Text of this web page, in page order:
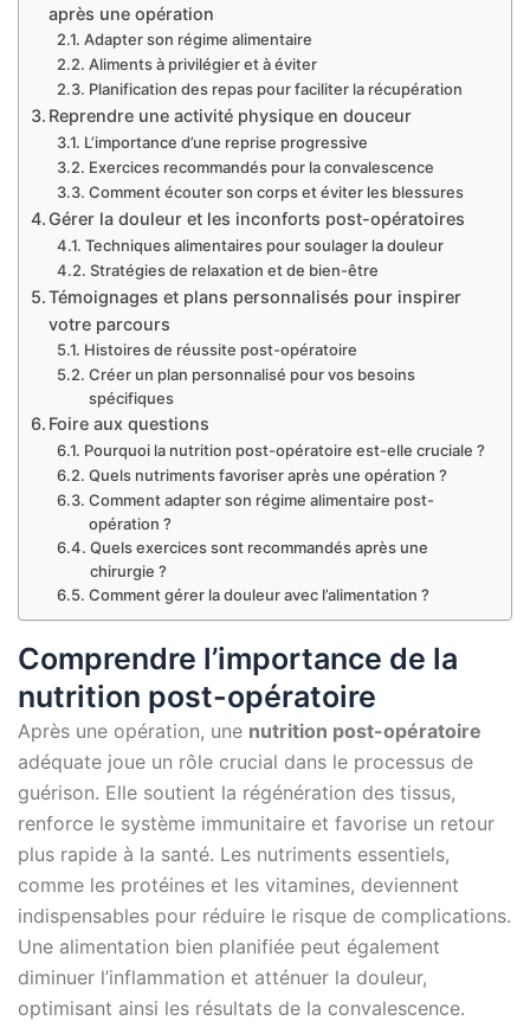
après une opération
Adapter son régime alimentaire
Aliments à privilégier et à éviter
Planification des repas pour faciliter la récupération
Reprendre une activité physique en douceur
L’importance d’une reprise progressive
Exercices recommandés pour la convalescence
Comment écouter son corps et éviter les blessures
Gérer la douleur et les inconforts post-opératoires
Techniques alimentaires pour soulager la douleur
Stratégies de relaxation et de bien-être
Témoignages et plans personnalisés pour inspirer
votre parcours
Histoires de réussite post-opératoire
Créer un plan personnalisé pour vos besoins
spécifiques
Foire aux questions
Pourquoi la nutrition post-opératoire est-elle cruciale ?
Quels nutriments favoriser après une opération ?
Comment adapter son régime alimentaire post-
opération ?
Quels exercices sont recommandés après une
chirurgie ?
Comment gérer la douleur avec l’alimentation ?
Comprendre l’importance de la
nutrition post-opératoire
Après une opération, une nutrition post-opératoire
adéquate joue un rôle crucial dans le processus de
guérison. Elle soutient la régénération des tissus,
renforce le système immunitaire et favorise un retour
plus rapide à la santé. Les nutriments essentiels,
comme les protéines et les vitamines, deviennent
indispensables pour réduire le risque de complications.
Une alimentation bien planifiée peut également
diminuer l’inflammation et atténuer la douleur,
optimisant ainsi les résultats de la convalescence.